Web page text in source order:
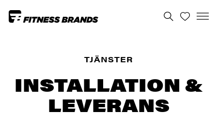
TJÄNSTER
INSTALLATION &
LEVERANS